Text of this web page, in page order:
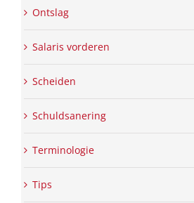
Ontslag
Salaris vorderen
Scheiden
Schuldsanering
Terminologie
Tips